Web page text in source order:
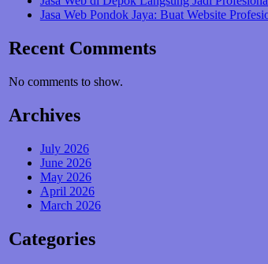
Jasa Web Pondok Jaya: Buat Website
Recent Comments
No comments to show.
Archives
July 2026
June 2026
May 2026
April 2026
March 2026
Categories